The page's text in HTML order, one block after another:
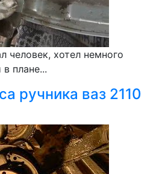
человек, хотел немного
плане...
ручника ваз 2110